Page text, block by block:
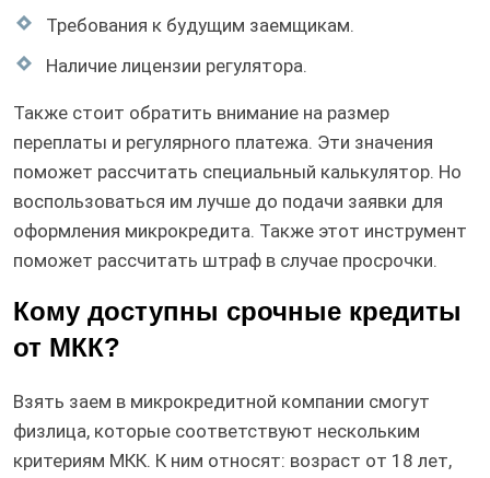
Требования к будущим заемщикам.
Наличие лицензии регулятора.
Также стоит обратить внимание на размер
переплаты и регулярного платежа. Эти значения
поможет рассчитать специальный калькулятор. Но
воспользоваться им лучше до подачи заявки для
оформления микрокредита. Также этот инструмент
поможет рассчитать штраф в случае просрочки.
Кому доступны срочные кредиты
от МКК?
Взять заем в микрокредитной компании смогут
физлица, которые соответствуют нескольким
критериям МКК. К ним относят: возраст от 18 лет,